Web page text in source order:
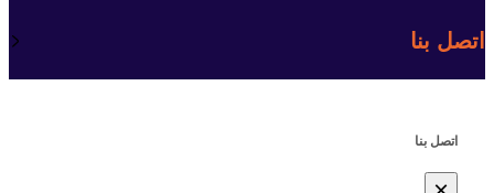
اتصل بنا
اتصل بنا